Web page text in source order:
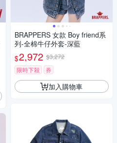
BRAPPERS 女款 Boy friend系
列-全棉牛仔外套-深藍
$2,972 $3,272
限時下殺
券
加入購物車